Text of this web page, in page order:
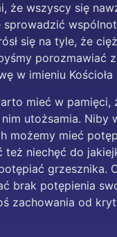
że wszyscy się
się na tyle, że
porozmawiać
w imieniu
mieć w
utożsamia.
możemy mieć
też niechęć do
brak potępienia
zachowania od